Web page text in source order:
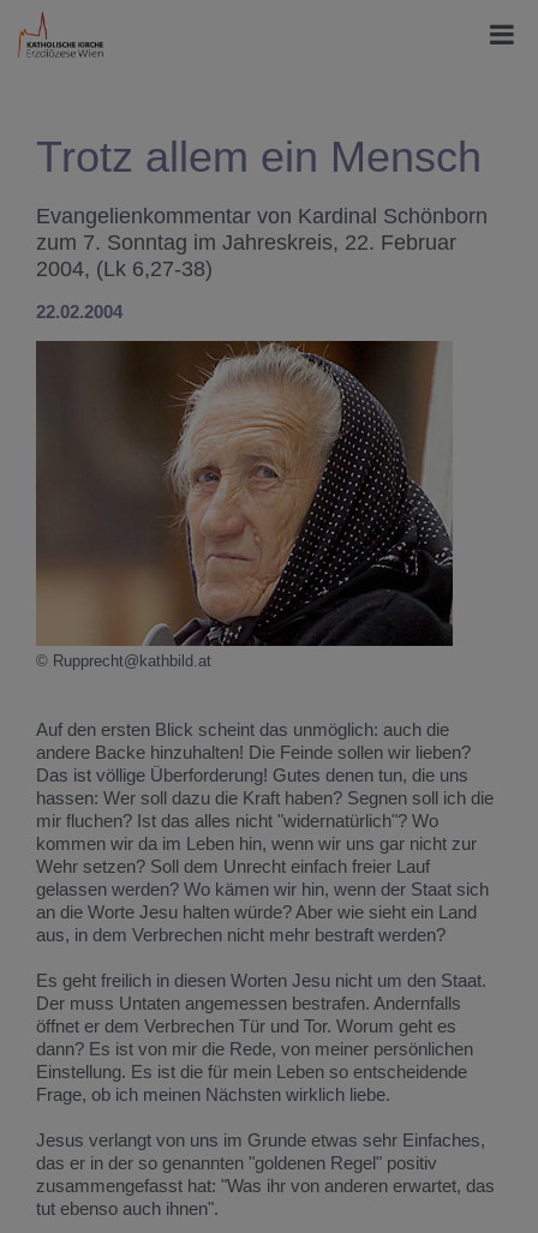
Trotz allem ein Mensch
Evangelienkommentar von Kardinal Schönborn
zum 7. Sonntag im Jahreskreis, 22. Februar
2004, (Lk 6,27-38)
22.02.2004
© Rupprecht@kathbild.at
Auf den ersten Blick scheint das unmöglich: auch die
andere Backe hinzuhalten! Die Feinde sollen wir lieben?
Das ist völlige Überforderung! Gutes denen tun, die uns
hassen: Wer soll dazu die Kraft haben? Segnen soll ich die
mir fluchen? Ist das alles nicht "widernatürlich"? Wo
kommen wir da im Leben hin, wenn wir uns gar nicht zur
Wehr setzen? Soll dem Unrecht einfach freier Lauf
gelassen werden? Wo kämen wir hin, wenn der Staat sich
an die Worte Jesu halten würde? Aber wie sieht ein Land
aus, in dem Verbrechen nicht mehr bestraft werden?
Es geht freilich in diesen Worten Jesu nicht um den Staat.
Der muss Untaten angemessen bestrafen. Andernfalls
öffnet er dem Verbrechen Tür und Tor. Worum geht es
dann? Es ist von mir die Rede, von meiner persönlichen
Einstellung. Es ist die für mein Leben so entscheidende
Frage, ob ich meinen Nächsten wirklich liebe.
Jesus verlangt von uns im Grunde etwas sehr Einfaches,
das er in der so genannten "goldenen Regel" positiv
zusammengefasst hat: "Was ihr von anderen erwartet, das
tut ebenso auch ihnen".